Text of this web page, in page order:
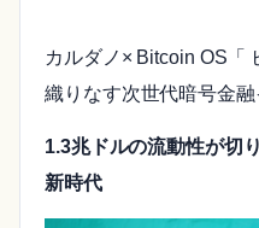
カルダノ× Bitcoin OS「
織りなす次世代暗号金融
1.3兆ドルの流動性が切
新時代